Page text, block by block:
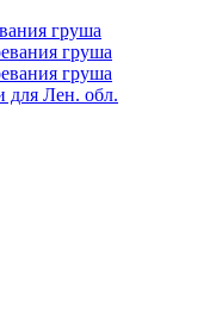
груша
груша
груша
для Лен. обл.